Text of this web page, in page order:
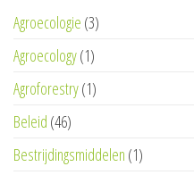
Agroecologie (3)
Agroecology(1)
Agroforestry(1)
Beleid (46)
Bestrijdingsmiddelen (1)